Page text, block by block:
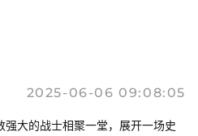
2025-06-06 09:08:05
大的战士相聚一堂，展开一场史